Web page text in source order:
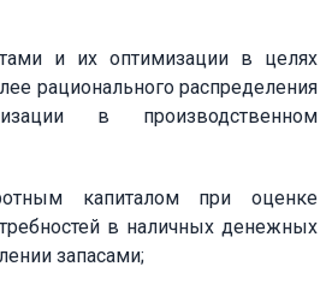
и их оптимизации в целях
рационального распределения
в производственном
капиталом при оценке
в наличных денежных
запасами;